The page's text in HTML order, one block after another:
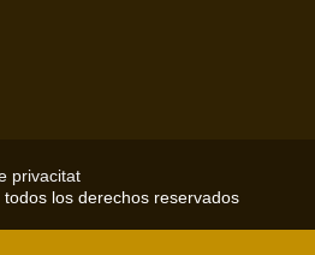
privacitat
los derechos reservados